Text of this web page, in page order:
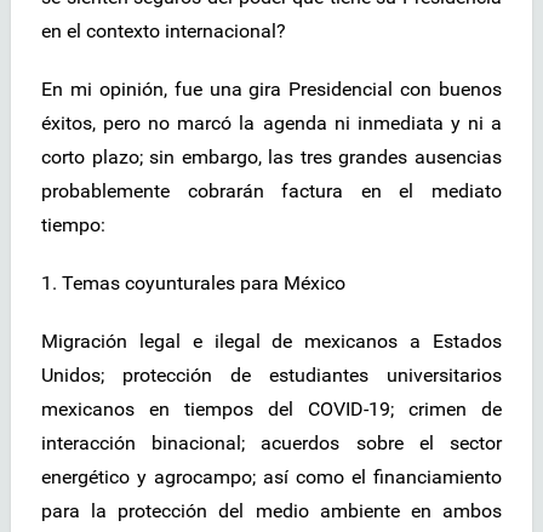
en el contexto internacional?
En mi opinión, fue una gira Presidencial con buenos
éxitos, pero no marcó la agenda ni inmediata y ni a
corto plazo; sin embargo, las tres grandes ausencias
probablemente cobrarán factura en el mediato
tiempo:
1. Temas coyunturales para México
Migración legal e ilegal de mexicanos a Estados
Unidos; protección de estudiantes universitarios
mexicanos en tiempos del COVID-19; crimen de
interacción binacional; acuerdos sobre el sector
energético y agrocampo; así como el financiamiento
para la protección del medio ambiente en ambos